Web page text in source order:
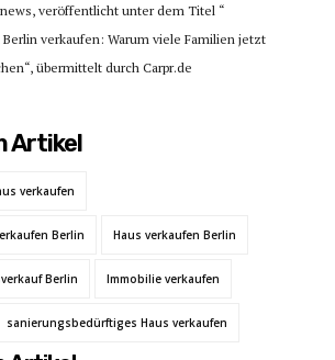
veröffentlicht unter dem Titel “
verkaufen: Warum viele Familien jetzt
übermittelt durch Carpr.de
Artikel
verkaufen
Berlin Haus verkaufen Berlin
Berlin Immobilie verkaufen
sanierungsbedürftiges Haus verkaufen